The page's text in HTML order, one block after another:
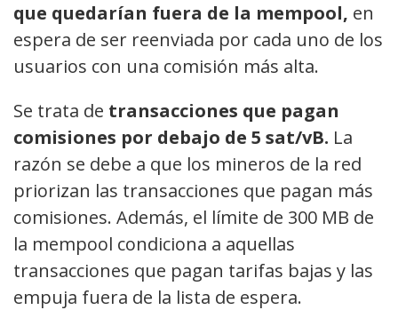
que quedarían fuera de la mempool, en
espera de ser reenviada por cada uno de los
usuarios con una comisión más alta.
Se trata de transacciones que pagan
comisiones por debajo de 5 sat/vB. La
razón se debe a que los mineros de la red
priorizan las transacciones que pagan más
comisiones. Además, el límite de 300 MB de
la mempool condiciona a aquellas
transacciones que pagan tarifas bajas y las
empuja fuera de la lista de espera.